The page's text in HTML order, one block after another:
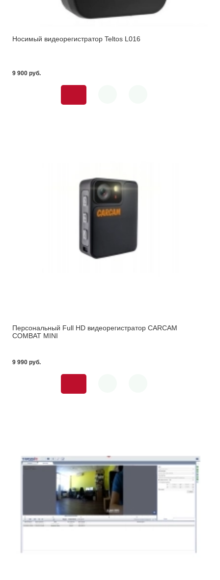
Носимый видеорегистратор Teltos L016
9 900 pуб.
Персональный Full HD видеорегистратор CARCAM
COMBAT MINI
9 990 pуб.